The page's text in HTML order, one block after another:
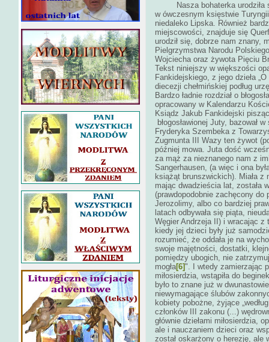
Nasza bohaterka urodziła
w ówczesnym księstwie
niedaleko Lipska. Również
miejscowości, znajduje się
urodził się, dobrze nam znany,
Pielgrzymstwa Narodu
Wojciecha oraz
Tekst niniejszy w większości
Fankidejskiego, z jego dzieła
diecezji chełmińskiej podług
Bardzo ładnie rozdział o
opracowany w Kalendarzu
Ksiądz Jakub Fankidejski
błogosławionej Juty, bazował
Fryderyka Szembeka z
Zugmunta III Wazy ten żywot
później mowa. Juta dość
za mąż za nieznanego nam z
Sangerhausen, (a więc i ona
książąt brunszwickich). Miała
mając dwadzieścia lat, została
(prawdopodobnie zachęcony
Jerozolimy, albo co bardziej
latach odbywała się piąta,
Węgier Andrzeja II) i
kiedy jej dzieci były już
rozumieć, że oddała je na
swoje majętności, dostatki,
pomiędzy ubogich, nie
mogła[6]". I wtedy zamierzając
miłosierdzia, wstąpiła do
było to znane już w
niewymagające ślubów
kobiety pobożne, żyjące
członków III zakonu (...)
głównie dziełami miłosierdzia,
ale i nauczaniem dzieci oraz
został oskarżony o herezję, ale